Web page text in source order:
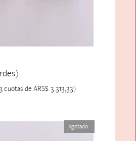
cuotas de ARS$3.313,33)
Agotado